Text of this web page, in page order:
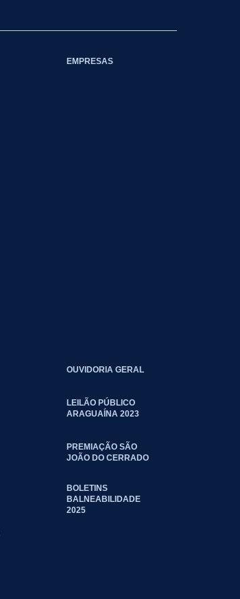
EMPRESAS
OUVIDORIA GERAL
LEILÃO PÚBLICO
ARAGUAÍNA 2023
PREMIAÇÃO SÃO
JOÃO DO CERRADO
BOLETINS
BALNEABILIDADE
2025